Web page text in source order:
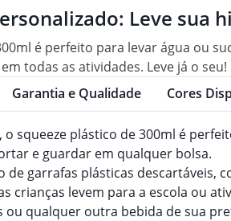
Leve sua
é perfeito para levar água ou
todas as atividades. Leve já o seu!
Garantia e Qualidade Cores
squeeze plástico de 300ml é
e guardar em qualquer bolsa.
de garrafas plásticas descartáveis,
crianças levem para a escola ou
ou qualquer outra bebida de sua